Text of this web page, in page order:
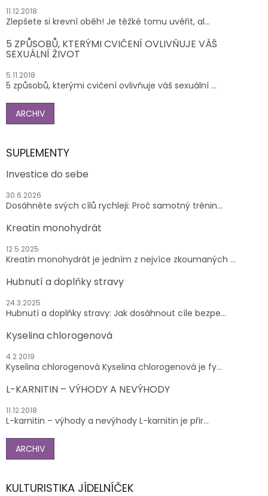
11.12.2018
Zlepšete si krevní oběh! Je těžké tomu uvěřit, al...
5 ZPŮSOBŮ, KTERÝMI CVIČENÍ OVLIVŇUJE VÁŠ
SEXUÁLNÍ ŽIVOT
5.11.2018
5 způsobů, kterými cvičení ovlivňuje váš sexuální ...
ARCHIV
SUPLEMENTY
Investice do sebe
30.6.2026
Dosáhněte svých cílů rychleji: Proč samotný trénin...
Kreatin monohydrát
12.5.2025
Kreatin monohydrát je jedním z nejvíce zkoumaných ...
Hubnutí a doplňky stravy
24.3.2025
Hubnutí a doplňky stravy: Jak dosáhnout cíle bezpe...
Kyselina chlorogenová
4.2.2019
Kyselina chlorogenová Kyselina chlorogenová je fy...
L-KARNITIN – VÝHODY A NEVÝHODY
11.12.2018
L-karnitin – výhody a nevýhody L-karnitin je přir...
ARCHIV
KULTURISTIKA JÍDELNÍČEK